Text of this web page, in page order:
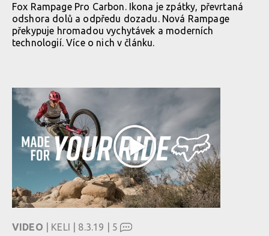
Fox Rampage Pro Carbon. Ikona je zpátky, převrtaná
odshora dolů a odpředu dozadu. Nová Rampage
překypuje hromadou vychytávek a moderních
technologií. Více o nich v článku.
VIDEO | KELI | 8.3.19 | 5